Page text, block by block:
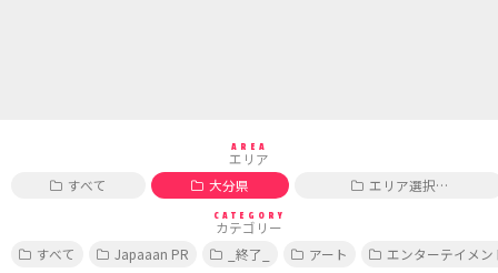
AREA
エリア
すべて
大分県 エリア選択…
CATEGORY
カテゴリー
すべて
Japaaan PR _終了_ アート エンターテイメン